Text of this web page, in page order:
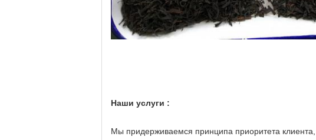
Наши услуги :
Мы придерживаемся принципа приоритета